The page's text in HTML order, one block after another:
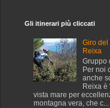
Gli itinerari più cliccati
Giro del
Reixa
Gruppo
Per noi
anche
Reixa è
vista mare per
montagna vera, che c...